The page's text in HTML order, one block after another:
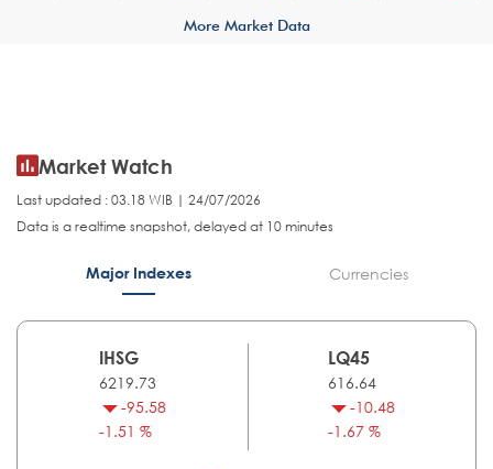
More Market Data
Market Watch
Last updated : 03.18 WIB | 24/07/2026
Data is a realtime snapshot, delayed at 10 minutes
Major Indexes Currencies
IHSG
6219.73
-95.58
-1.51 %
LQ45
616.64
-10.48
-1.67 %